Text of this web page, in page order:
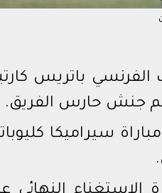
باتريس
جنش حارس الفريق.
سيراميكا